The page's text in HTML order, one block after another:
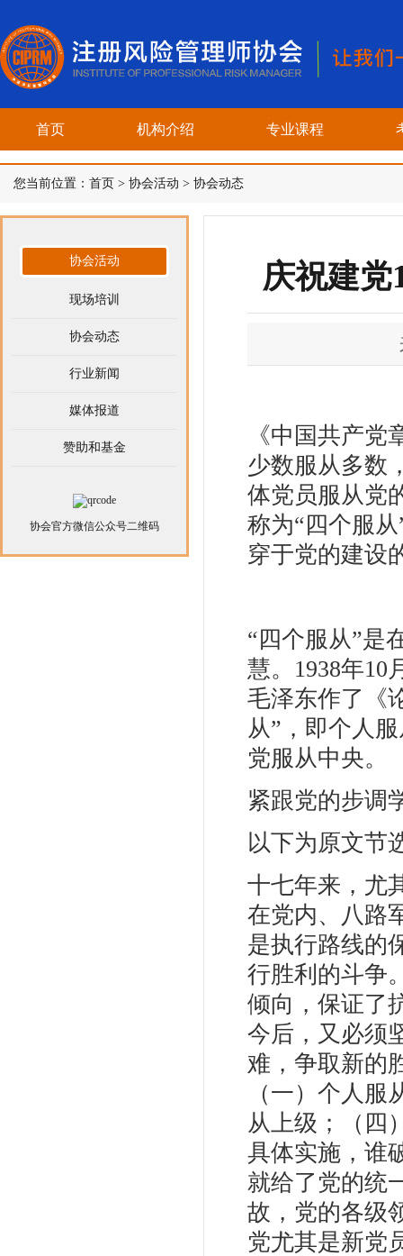
首页 机构介绍 专业课程
您当前位置： 首页 > 协会活动 > 协会动态
庆祝建党
《中国共产
少数服从多数
体党员服从党
称为“四个服
穿于党的建设
“四个服从”是
慧。1938年10
毛泽东作了《
从”，即个人
党服从中央。
紧跟党的步
以下为原文节
十七年来，尤
在党内、八路
是执行路线的
行胜利的斗争
倾向，保证了
今后，又必须
难，争取新的
（一）个人
从上级；（四
具体实施，谁
就给了党的统
故，党的各级
党尤其是新党
协会活动
现场培训
协会动态
行业新闻
媒体报道
赞助和基金
协会官方微信公众号二维码